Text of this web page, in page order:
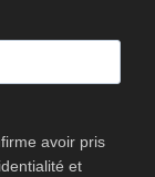
avoir pris
et